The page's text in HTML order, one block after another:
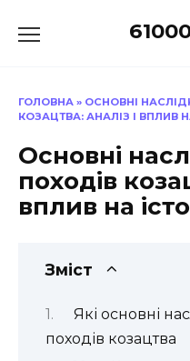
до
ГОЛОВНА » ОСНОВНІ
КОЗАЦТВА: АНАЛІЗ І ВПЛИВ
Основні
походів
вплив на
Зміст
Які основні
походів козацтва